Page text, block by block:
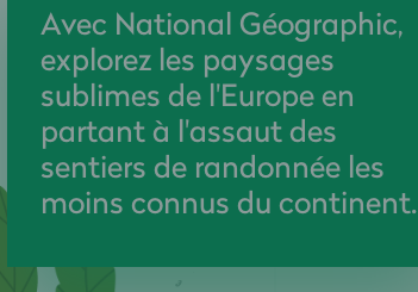
Avec National Géographic,
explorez les paysages
sublimes de l'Europe en
partant à l'assaut des
sentiers de randonnée les
moins connus du continent.